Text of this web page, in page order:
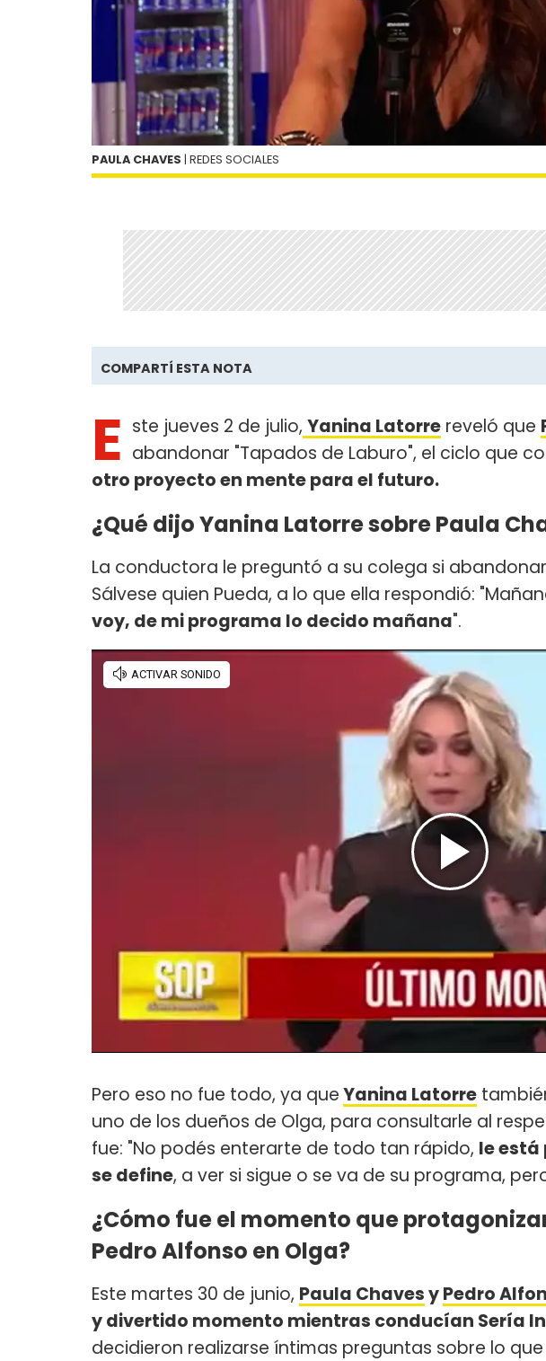
PAULA CHAVES | REDES SOCIALES
COMPARTÍ ESTA NOTA
E ste jueves 2 de julio, Yanina Latorre reveló que
abandonar "Tapados de Laburo", el ciclo que
otro proyecto en mente para el futuro.
¿Qué dijo Yanina Latorre sobre Paula
La conductora le preguntó a su colega si
Sálvese quien Pueda, a lo que ella respondió:
voy, de mi programa lo decido mañana".
Pero eso no fue todo, ya queYanina Latorre
uno de los dueños de Olga, para consultarle al
fue: "No podés enterarte de todo tan rápido, le está
se define, a ver si sigue o se va de su programa,
¿Cómo fue el momento que
Pedro Alfonso en Olga?
Este martes 30 de junio, Paula ChavesyPedro
y divertido momento mientras conducían Sería
decidieron realizarse íntimas preguntas sobre lo